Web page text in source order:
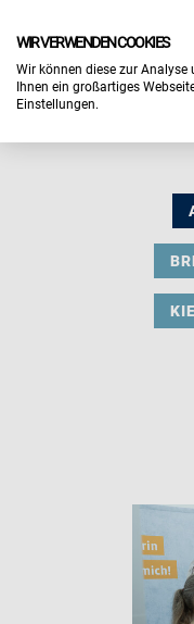
WIR VERWENDEN COOKIES
Wir können diese zur Analyse
Ihnen ein großartiges
Einstellungen.